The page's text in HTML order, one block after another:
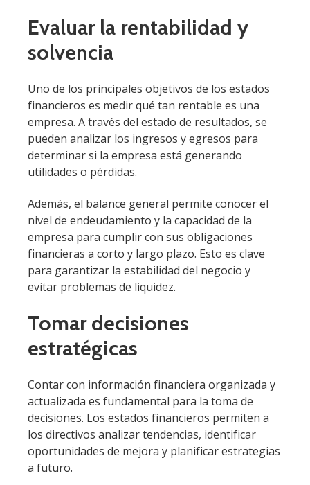
Evaluar la rentabilidad y
solvencia
Uno de los principales objetivos de los estados
financieros es medir qué tan rentable es una
empresa. A través del estado de resultados, se
pueden analizar los ingresos y egresos para
determinar si la empresa está generando
utilidades o pérdidas.
Además, el balance general permite conocer el
nivel de endeudamiento y la capacidad de la
empresa para cumplir con sus obligaciones
financieras a corto y largo plazo. Esto es clave
para garantizar la estabilidad del negocio y
evitar problemas de liquidez.
Tomar decisiones
estratégicas
Contar con información financiera organizada y
actualizada es fundamental para la toma de
decisiones. Los estados financieros permiten a
los directivos analizar tendencias, identificar
oportunidades de mejora y planificar estrategias
a futuro.